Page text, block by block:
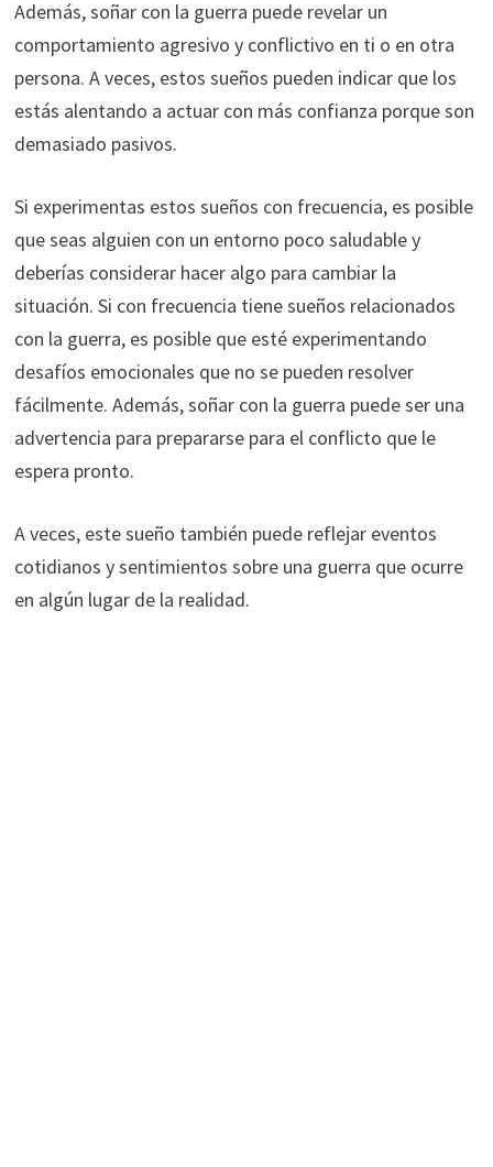
Además, soñar con la guerra puede revelar un
comportamiento agresivo y conflictivo en ti o en otra
persona. A veces, estos sueños pueden indicar que los
estás alentando a actuar con más confianza porque son
demasiado pasivos.
Si experimentas estos sueños con frecuencia, es posible
que seas alguien con un entorno poco saludable y
deberías considerar hacer algo para cambiar la
situación. Si con frecuencia tiene sueños relacionados
con la guerra, es posible que esté experimentando
desafíos emocionales que no se pueden resolver
fácilmente. Además, soñar con la guerra puede ser una
advertencia para prepararse para el conflicto que le
espera pronto.
A veces, este sueño también puede reflejar eventos
cotidianos y sentimientos sobre una guerra que ocurre
en algún lugar de la realidad.